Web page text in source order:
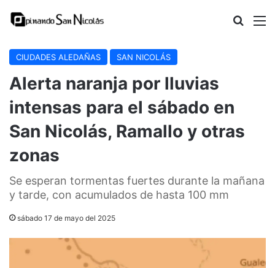
Buscar
CIUDADES ALEDAÑAS SAN NICOLÁS
Alerta naranja por lluvias
intensas para el sábado en
San Nicolás, Ramallo y otras
zonas
Se esperan tormentas fuertes durante la mañana
y tarde, con acumulados de hasta 100 mm
sábado 17 de mayo del 2025